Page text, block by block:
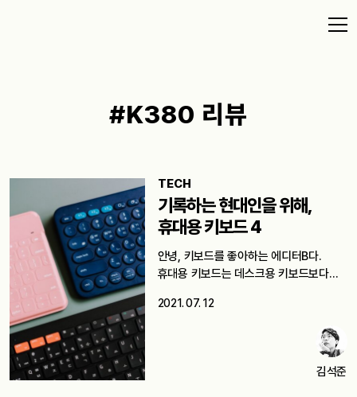
#K380 리뷰
TECH
기록하는 현대인을 위해,
휴대용 키보드 4
안녕, 키보드를 좋아하는 에디터B다.
휴대용 키보드는 데스크용 키보드보다
2021. 07. 12
김석준